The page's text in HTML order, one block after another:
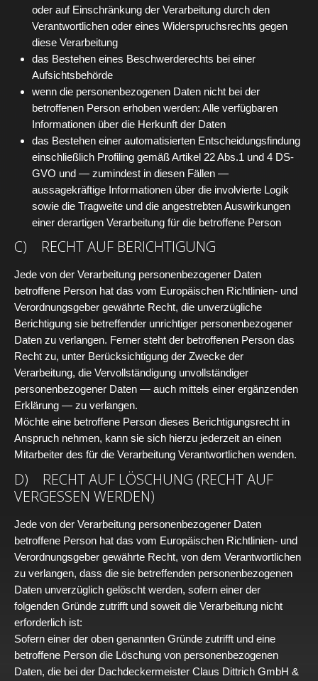
oder auf Einschränkung der Verarbeitung durch den
Verantwortlichen oder eines Widerspruchsrechts gegen
diese Verarbeitung
das Bestehen eines Beschwerderechts bei einer
Aufsichtsbehörde
wenn die personenbezogenen Daten nicht bei der
betroffenen Person erhoben werden: Alle verfügbaren
Informationen über die Herkunft der Daten
das Bestehen einer automatisierten Entscheidungsfindung
einschließlich Profiling gemäß Artikel 22 Abs.1 und 4 DS-
GVO und — zumindest in diesen Fällen —
aussagekräftige Informationen über die involvierte Logik
sowie die Tragweite und die angestrebten Auswirkungen
einer derartigen Verarbeitung für die betroffene Person
C) RECHT AUF BERICHTIGUNG
Jede von der Verarbeitung personenbezogener Daten
betroffene Person hat das vom Europäischen Richtlinien- und
Verordnungsgeber gewährte Recht, die unverzügliche
Berichtigung sie betreffender unrichtiger personenbezogener
Daten zu verlangen. Ferner steht der betroffenen Person das
Recht zu, unter Berücksichtigung der Zwecke der
Verarbeitung, die Vervollständigung unvollständiger
personenbezogener Daten — auch mittels einer ergänzenden
Erklärung — zu verlangen.
Möchte eine betroffene Person dieses Berichtigungsrecht in
Anspruch nehmen, kann sie sich hierzu jederzeit an einen
Mitarbeiter des für die Verarbeitung Verantwortlichen wenden.
D) RECHT AUF LÖSCHUNG (RECHT AUF
VERGESSEN WERDEN)
Jede von der Verarbeitung personenbezogener Daten
betroffene Person hat das vom Europäischen Richtlinien- und
Verordnungsgeber gewährte Recht, von dem Verantwortlichen
zu verlangen, dass die sie betreffenden personenbezogenen
Daten unverzüglich gelöscht werden, sofern einer der
folgenden Gründe zutrifft und soweit die Verarbeitung nicht
erforderlich ist:
Sofern einer der oben genannten Gründe zutrifft und eine
betroffene Person die Löschung von personenbezogenen
Daten, die bei der Dachdeckermeister Claus Dittrich GmbH &